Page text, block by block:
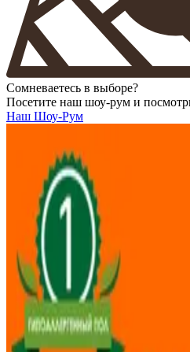
Сомневаетесь в выборе?
Посетите наш шоу-рум и
Наш Шоу-Рум